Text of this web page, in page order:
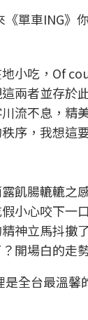
單車ING
小吃，Of
兩者並存於
流不息，精
序，我想這
飢腸轆轆之
小心咬下一
神立馬抖擻
開場白的走
全台最溫